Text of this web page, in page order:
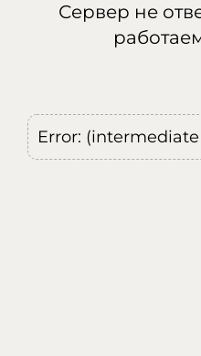
Сервер не